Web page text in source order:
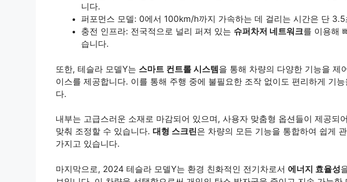
니다.
퍼포먼스 모델: 0에서 100km/h까지 가속하는 데 걸리는 시간은 단 3.5
충전 인프라: 전국적으로 널리 퍼져 있는 슈퍼차저 네트워크를 이용해
습니다.
또한, 테슬라 모델Y는 스마트 컨트롤 시스템을 통해 차량의 다양한 기능을 제
이스를 제공합니다. 이를 통해 주행 중에 불필요한 조작 없이도 편리하게 기
다.
내부는 고급스러운 소재로 마감되어 있으며, 사용자 맞춤형 옵션들이 제공되어
맞춰 조정할 수 있습니다. 대형 스크린은 차량의 모든 기능을 통합하여 쉽게
가지고 있습니다.
마지막으로, 2024 테슬라 모델Y는 환경 친화적인 전기차로서 에너지 효율성